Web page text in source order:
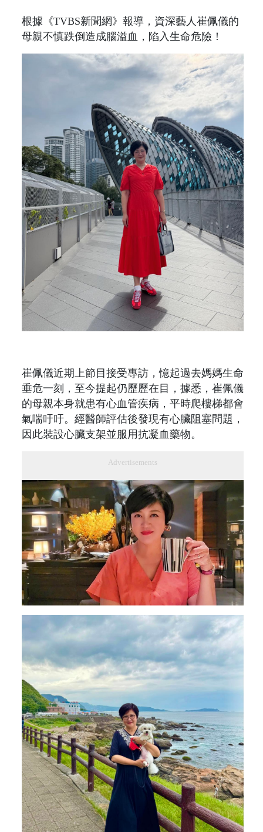
根據《TVBS新聞網》報導，資深藝人崔佩儀的
母親不慎跌倒造成腦溢血，陷入生命危險！
崔佩儀近期上節目接受專訪，憶起過去媽媽生命
垂危一刻，至今提起仍歷歷在目，據悉，崔佩儀
的母親本身就患有心血管疾病，平時爬樓梯都會
氣喘吁吁。經醫師評估後發現有心臟阻塞問題，
因此裝設心臟支架並服用抗凝血藥物。
Advertisements